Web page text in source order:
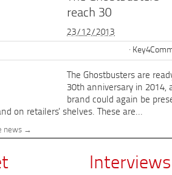
reach 30
23/12/2013
The Ghostbusters are
30th anniversary in 2014,
brand could again be
on retailers' shelves. These are...
news
Interviews